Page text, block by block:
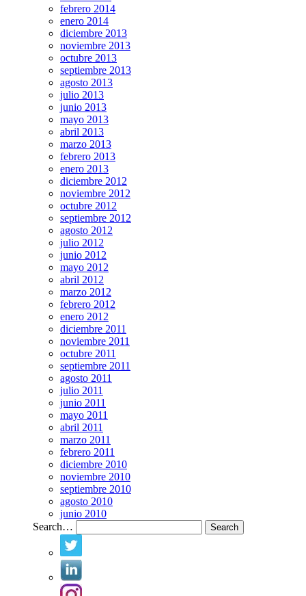
febrero 2014
enero 2014
diciembre 2013
noviembre 2013
octubre 2013
septiembre 2013
agosto 2013
julio 2013
junio 2013
mayo 2013
abril 2013
marzo 2013
febrero 2013
enero 2013
diciembre 2012
noviembre 2012
octubre 2012
septiembre 2012
agosto 2012
julio 2012
junio 2012
mayo 2012
abril 2012
marzo 2012
febrero 2012
enero 2012
diciembre 2011
noviembre 2011
octubre 2011
septiembre 2011
agosto 2011
julio 2011
junio 2011
mayo 2011
abril 2011
marzo 2011
febrero 2011
diciembre 2010
noviembre 2010
septiembre 2010
agosto 2010
junio 2010
Search…